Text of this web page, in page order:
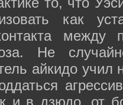
как
между
Не
айкидо учил
и в дзюдо, от